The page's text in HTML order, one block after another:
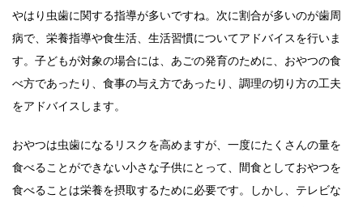
やはり虫歯に関する指導が多いですね。次に割合が多いのが歯周
病で、栄養指導や食生活、生活習慣についてアドバイスを行いま
す。子どもが対象の場合には、あごの発育のために、おやつの食
べ方であったり、食事の与え方であったり、調理の切り方の工夫
をアドバイスします。
おやつは虫歯になるリスクを高めますが、一度にたくさんの量を
食べることができない小さな子供にとって、間食としておやつを
食べることは栄養を摂取するために必要です。しかし、テレビな